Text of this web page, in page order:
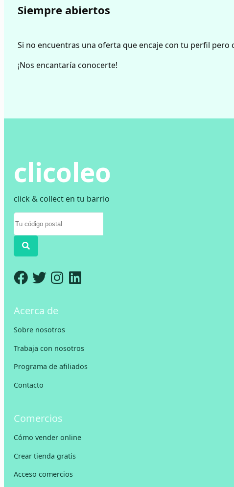
Siempre abiertos
Si no encuentras una oferta que encaje con tu perfil
¡Nos encantaría conocerte!
clicoleo
click & collect en tu barrio
Acerca de
Sobre nosotros
Trabaja con nosotros
Programa de afiliados
Contacto
Comercios
Cómo vender online
Crear tienda gratis
Acceso comercios